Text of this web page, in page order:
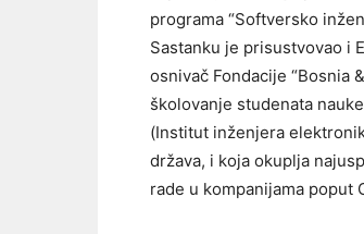
programa “Softversko
Sastanku je prisustvovao i
osnivač Fondacije “Bosnia
školovanje studenata
(Institut inženjera
država, i koja okuplja
rade u kompanijama poput